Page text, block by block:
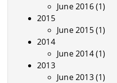
June 2016(1)
2015
June 2015(1)
2014
June 2014(1)
2013
June 2013(1)